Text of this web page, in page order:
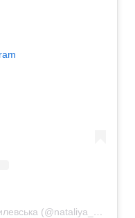
Допис, поширений Наталія Могилевська (@nataliya_mogilevskaya)